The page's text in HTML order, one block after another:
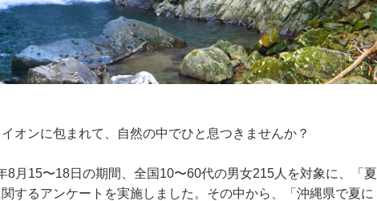
オンに包まれて、自然の中でひと息つきませんか？
8月15〜18日の期間、全国10〜60代の男女215人を対象に、「夏
するアンケートを実施しました。その中から、「沖縄県で夏に